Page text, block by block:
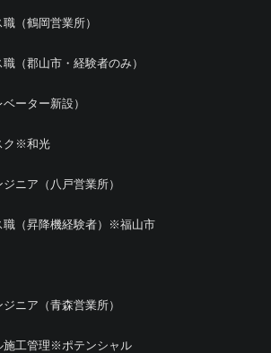
（鶴岡営業所）
（郡山市・経験者のみ）
ーター新設）
ク※和光
ニア（八戸営業所）
職（昇降機経験者）※福山市
ニア（青森営業所）
施工管理※ポテンシャル